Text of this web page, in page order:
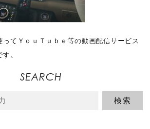
ってＹｏｕＴｕｂｅ等の動画配信サービス
。
SEARCH